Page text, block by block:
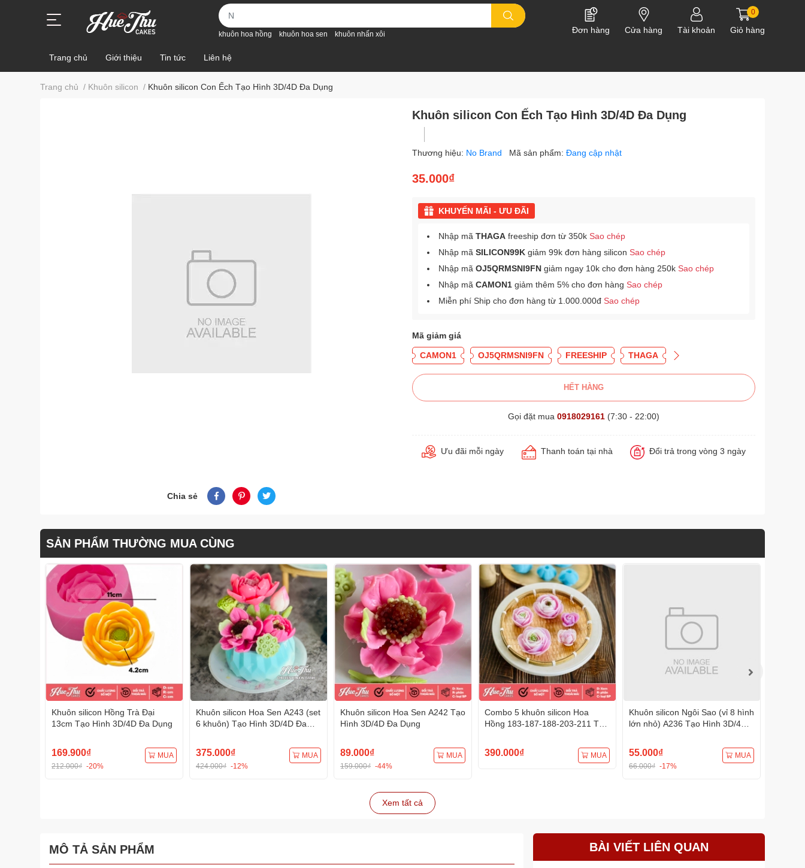
khuôn hoa hồng khuôn hoa sen khuôn nhấn xôi Đơn hàng Cửa hàng Tài khoản
0
Giỏ hàng
Trang chủ Giới thiệu Tin tức Liên hệ
Trang chủ / Khuôn silicon / Khuôn silicon Con Ếch Tạo Hình 3D/4D Đa Dụng
Chia sẻ
Khuôn silicon Con Ếch Tạo Hình 3D/4D Đa Dụng
Thương hiệu: No Brand Mã sản phẩm: Đang cập nhật
35.000₫
KHUYẾN MÃI - ƯU ĐÃI
Nhập mã THAGA freeship đơn từ 350k Sao chép
Nhập mã SILICON99K giảm 99k đơn hàng silicon Sao chép
Nhập mã OJ5QRMSNI9FN giảm ngay 10k cho đơn hàng 250k Sao chép
Nhập mã CAMON1 giảm thêm 5% cho đơn hàng Sao chép
Miễn phí Ship cho đơn hàng từ 1.000.000đ Sao chép
Mã giảm giá
CAMON1 OJ5QRMSNI9FN FREESHIP THAGA
HẾT HÀNG
Gọi đặt mua 0918029161 (7:30 - 22:00)
Ưu đãi mỗi ngày Thanh toán tại nhà Đổi trả trong vòng 3 ngày
SẢN PHẨM THƯỜNG MUA CÙNG
Khuôn silicon Hồng Trà Đại
13cm Tạo Hình 3D/4D Đa Dụng
169.900₫
212.000₫ -20%
MUA
Khuôn silicon Hoa Sen A243 (set
6 khuôn) Tạo Hình 3D/4D Đa
375.000₫
424.000₫ -12%
MUA
Khuôn silicon Hoa Sen A242 Tạo
Hình 3D/4D Đa Dụng
89.000₫
159.000₫ -44%
MUA
Combo 5 khuôn silicon Hoa
Hồng 183-187-188-203-211 Tạo
390.000₫ MUA
Khuôn silicon Ngôi Sao (vỉ 8 hình
lớn nhỏ) A236 Tạo Hình 3D/4D
55.000₫
66.000₫ -17%
MUA
Xem tất cả
MÔ TẢ SẢN PHẨM BÀI VIẾT LIÊN QUAN